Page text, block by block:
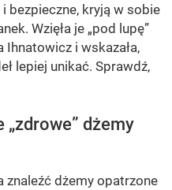
bezpieczne, kryją w sobie
Wzięła je „pod lupę”
i wskazała,
lepiej unikać. Sprawdź,
dżemy
znaleźć dżemy opatrzone